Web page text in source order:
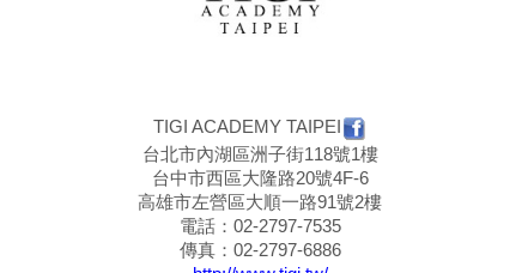
TIGI ACADEMY TAIPEI
台北市內湖區洲子街118號1樓
台中市西區大隆路20號4F-6
高雄市左營區大順一路91號2樓
電話：02-2797-7535
傳真：02-2797-6886